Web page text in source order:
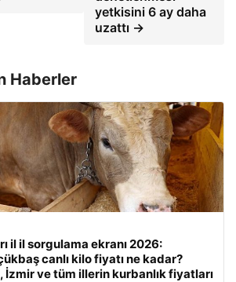
yetkisini 6 ay daha
uzattı →
Haberler
il il sorgulama ekranı 2026:
canlı kilo fiyatı ne kadar?
İzmir ve tüm illerin kurbanlık fiyatları